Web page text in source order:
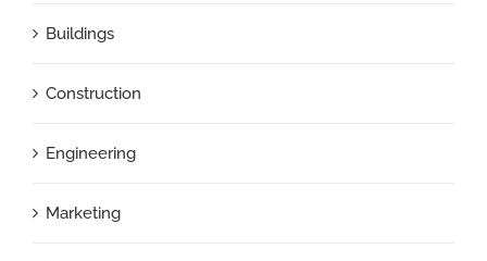
Buildings
Construction
Engineering
Marketing